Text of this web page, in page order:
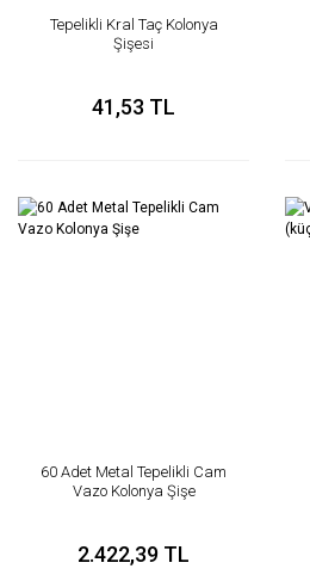
Tepelikli Kral Taç Kolonya
Şişesi
41,53 TL
60 Adet Metal Tepelikli Cam
Vazo Kolonya Şişe
2.422,39 TL